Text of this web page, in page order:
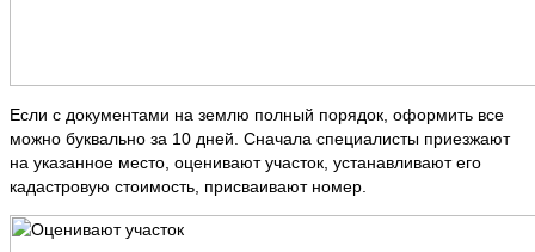
Если с документами на землю полный порядок, оформить все
можно буквально за 10 дней. Сначала специалисты приезжают
на указанное место, оценивают участок, устанавливают его
кадастровую стоимость, присваивают номер.